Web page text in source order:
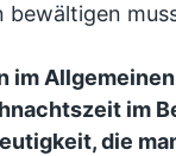
bewältigen
im
im
die